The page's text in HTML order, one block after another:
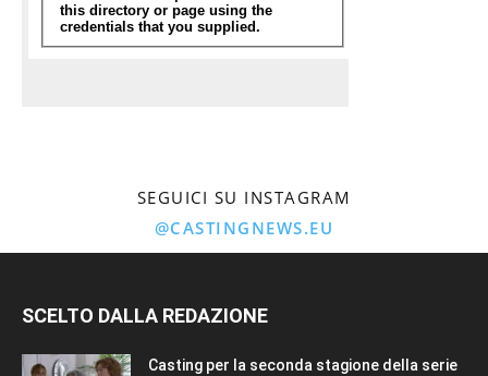
SEGUICI SU INSTAGRAM
@CASTINGNEWS.EU
SCELTO DALLA REDAZIONE
Casting per la seconda stagione della serie